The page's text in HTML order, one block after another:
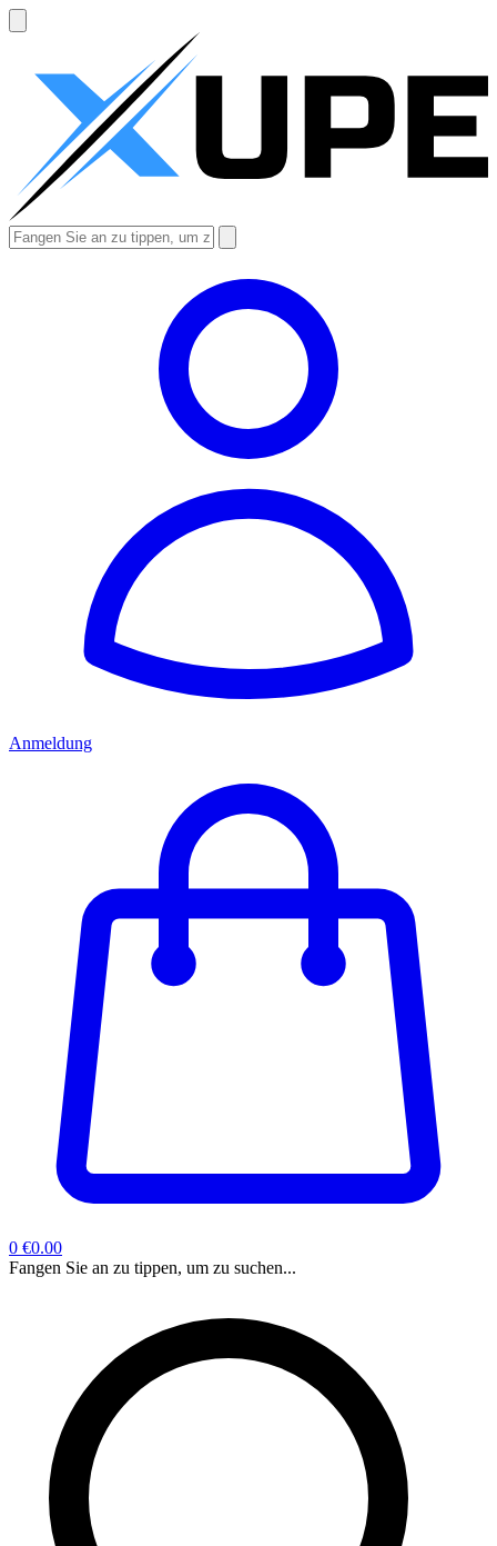
Anmeldung
0 €0.00
Fangen Sie an zu tippen, um zu suchen...